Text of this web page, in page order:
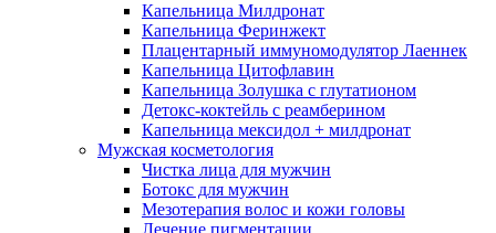
Капельница Милдронат
Капельница Феринжект
Плацентарный иммуномодулятор Лаеннек
Капельница Цитофлавин
Капельница Золушка с глутатионом
Детокс-коктейль с реамберином
Капельница мексидол + милдронат
Мужская косметология
Чистка лица для мужчин
Ботокс для мужчин
Мезотерапия волос и кожи головы
Лечение пигментации